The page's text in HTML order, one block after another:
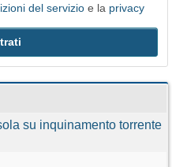
del servizio e la privacy
su inquinamento torrente